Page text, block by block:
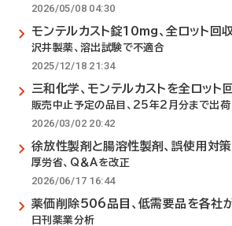
2026/05/08 04:30
モンテルカスト錠10mg、全ロット回
沢井製薬、溶出試験で不適合
2025/12/18 21:34
三和化学、モンテルカストを全ロット
販売中止予定の品目、25年2月分まで出荷
2026/03/02 20:42
徐放性製剤と腸溶性製剤、誤使用対
厚労省、Q＆Aを改正
2026/06/17 16:44
薬価削除506品目、低需要品を各社
日刊薬業分析